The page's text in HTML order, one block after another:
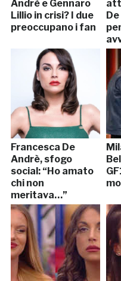
Andrè e Gennaro
Lillio in crisi? I due
preoccupano i fan
Francesca De
Andrè, sfogo
social: “Ho amato
chi non
meritava…”